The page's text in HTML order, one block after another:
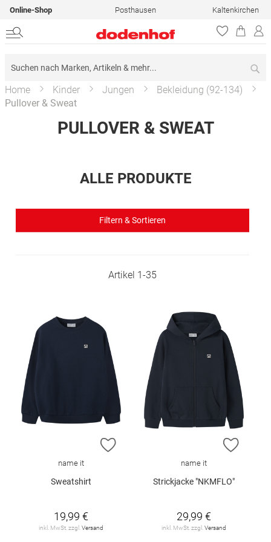
Online-Shop Posthausen Kaltenkirchen
Home Kinder Jungen
Bekleidung (92-134)
Pullover & Sweat
PULLOVER & SWEAT
ALLE PRODUKTE
Filtern & Sortieren
Artikel 1-35
ZUR WUNSCHLISTE HINZUFÜGEN
name it
Sweatshirt
19,99 €
inkl. MwSt. zzgl. Versand
ZUR
name it
Strickjacke "NKMFLO"
29,99 €
inkl. MwSt. zzgl. Versand